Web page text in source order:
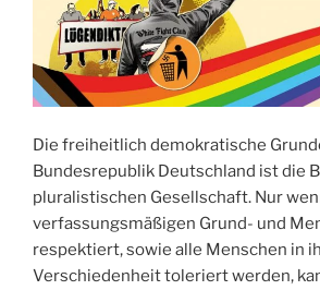
Die freiheitlich demokratische
Bundesrepublik Deutschland ist die
pluralistischen Gesellschaft. Nur
verfassungsmäßigen Grund- und
respektiert, sowie alle Menschen in
Verschiedenheit toleriert werden,